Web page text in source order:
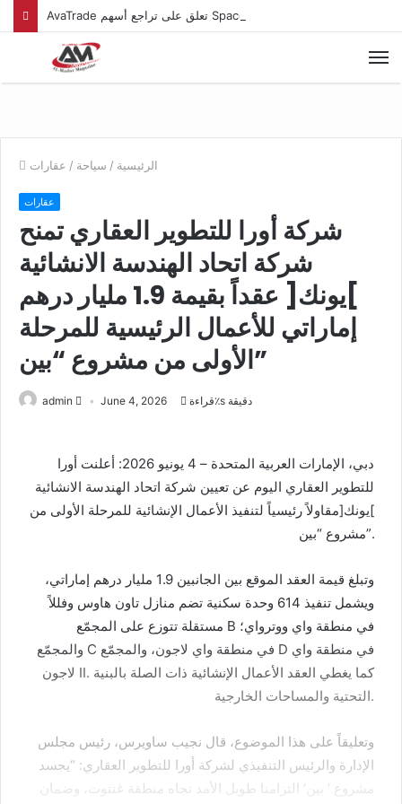
الرئيسية / سياحة / عقارات
عقارات
شركة أورا للتطوير العقاري تمنح
شركة اتحاد الهندسة الانشائية
]يونك[ عقداً بقيمة 1.9 مليار درهم
إماراتي للأعمال الرئيسية للمرحلة
الأولى من مشروع “بين”
admin June 4, 2026 قراءة٪s دقيقة
دبي، الإمارات العربية المتحدة – 4 يونيو 2026: أعلنت أورا
للتطوير العقاري اليوم عن تعيين شركة اتحاد الهندسة الانشائية
]يونك[مقاولاً رئيسياً لتنفيذ الأعمال الإنشائية للمرحلة الأولى من
مشروع “بين”.
وتبلغ قيمة العقد الموقع بين الجانبين 1.9 مليار درهم إماراتي،
ويشمل تنفيذ 614 وحدة سكنية تضم منازل تاون هاوس وفللاً
مستقلة تتوزع على المجمّع B في منطقة واي ووترواي؛
والمجمّع C في منطقة واي لاجون، والمجمّع D في منطقة واي
لاجون II. كما يغطي العقد الأعمال الإنشائية ذات الصلة بالبنية
التحتية والمساحات الخارجية.
وتعليقاً على هذا الموضوع، قال نجيب ساويرس، رئيس مجلس
الإدارة والرئيس التنفيذي لشركة أورا للتطوير العقاري: “يجسد
مشروع ’ بين‘ التزامنا طويل الأمد تجاه منطقة غنتوت، وضمان